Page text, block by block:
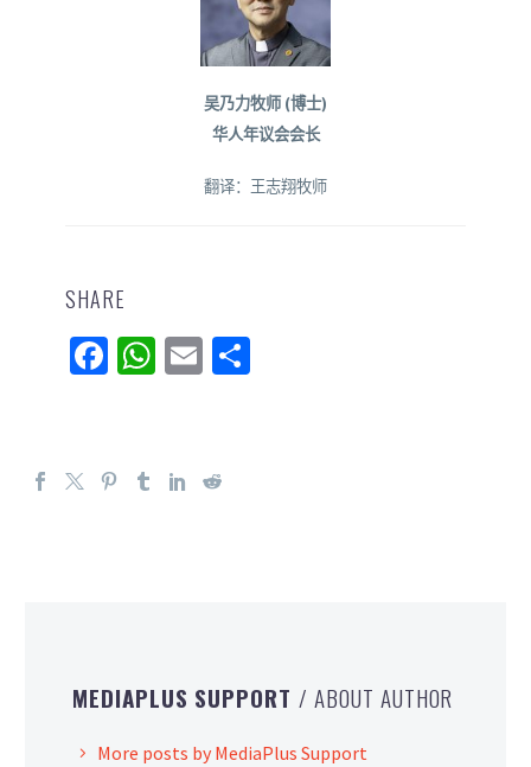
吴乃力牧师 (博士)
华人年议会会长
翻译：王志翔牧师
SHARE
Facebook
WhatsApp
Email
MEDIAPLUS SUPPORT / ABOUT AUTHOR
More posts by MediaPlus Support